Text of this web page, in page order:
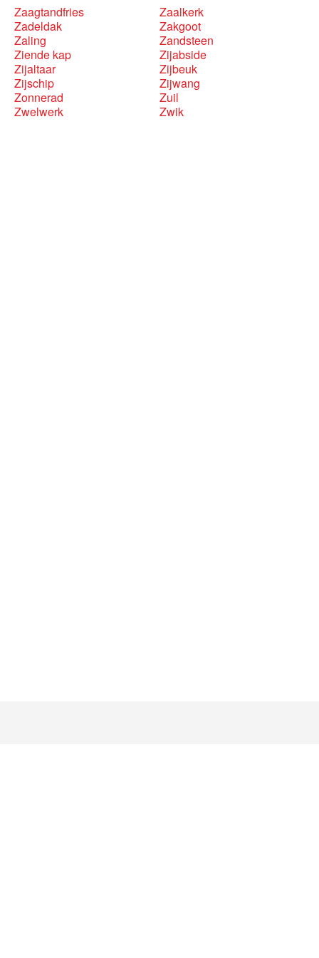
Zaagtandfries
Zaalkerk
Zadeldak
Zakgoot
Zaling
Zandsteen
Ziende kap
Zijabside
Zijaltaar
Zijbeuk
Zijschip
Zijwang
Zonnerad
Zuil
Zwelwerk
Zwik